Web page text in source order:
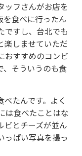
ッフさんがお店を
を食べに行ったん
ですし、台北でも
楽しませていただ
おすすめのコンビ
、そういうのも食
たんです。よく
は食べたことはな
ビとチーズが並ん
っぱい写真を撮っ